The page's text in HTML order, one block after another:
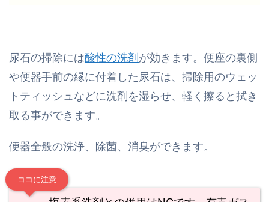
尿石の掃除には酸性の洗剤が効きます。便座の裏側
や便器手前の縁に付着した尿石は、掃除用のウェッ
トティッシュなどに洗剤を湿らせ、軽く擦ると拭き
取る事ができます。
便器全般の洗浄、除菌、消臭ができます。
ココに注意